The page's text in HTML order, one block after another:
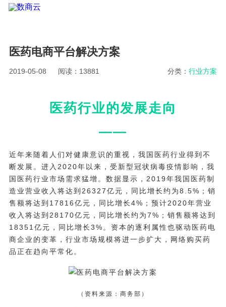
医药电商平台解决方案
2019-05-08 阅读：13881 分类：行业方案
医药行业的发展走向
——
近年来随着人们对健康意识的重视，我国医药行业得到不
断发展。进入2020年以来，受新型冠状病毒疫情影响，我
国医药行业市场需求猛增。数据显示，2019年我国医药制
造业营业收入将达到26327亿元，同比增长约为8.5%；销
售额将达到17816亿元，同比增长4%；预计2020年营业
收入将达到28170亿元，同比增长约为7%；销售额将达到
18351亿元，同比增长3%。资本的逐利属性也驱动医药电
商企业的变革，行业市场规模将进一步扩大，网络购买药
品正在趋向平常化。
（资料来源：商务部）